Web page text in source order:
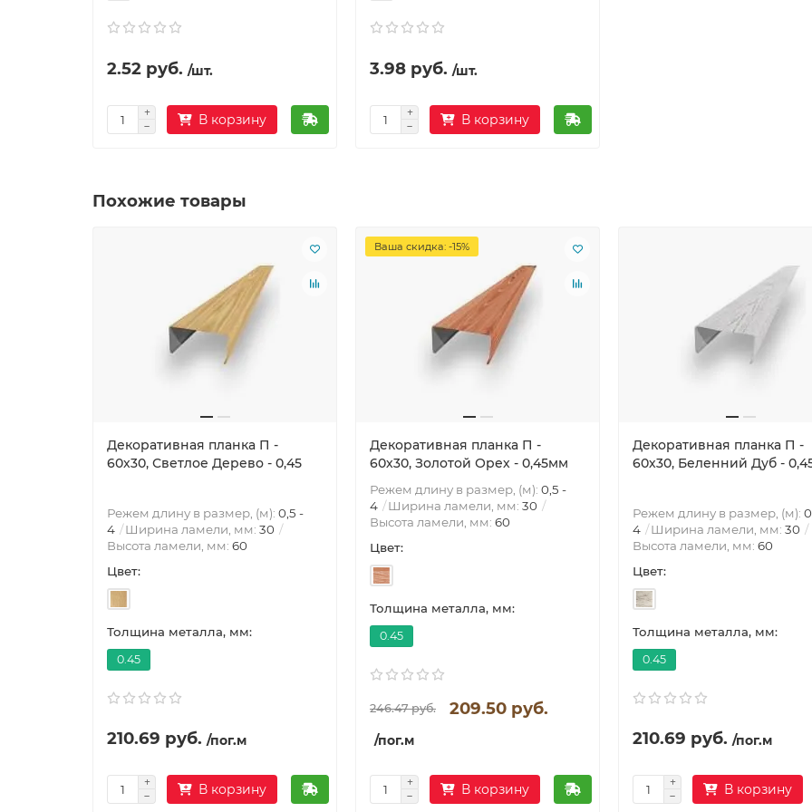
2.52 руб. /шт.
В корзину
3.98 руб. /шт.
В корзину
Похожие товары
Декоративная планка П -
60х30, Светлое Дерево - 0,45
Режем длину в размер, (м): 0,5 -
4
Ширина ламели, мм: 30
Высота ламели, мм: 60
Цвет:
Толщина металла, мм:
0.45
210.69 руб. /пог.м
В корзину
Ваша скидка: -15%
Декоративная планка П -
60х30, Золотой Орех - 0,45мм
Режем длину в размер, (м): 0,5 -
4
Ширина ламели, мм: 30
Высота ламели, мм: 60
Цвет:
Толщина металла, мм:
0.45
246.47 руб. 209.50 руб.
/пог.м
В корзину
Декоративная планка П -
60х30, Беленний Дуб -
Режем длину в размер, (м):
4
Ширина ламели, мм: 30
Высота ламели, мм: 60
Цвет:
Толщина металла, мм:
0.45
210.69 руб. /пог.м
В корзину